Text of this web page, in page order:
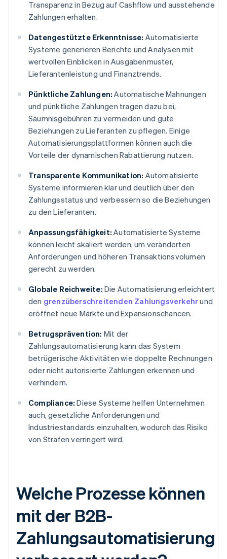
Transparenz in Bezug auf Cashflow und ausstehende
Zahlungen erhalten.
Datengestützte Erkenntnisse: Automatisierte
Systeme generieren Berichte und Analysen mit
wertvollen Einblicken in Ausgabenmuster,
Lieferantenleistung und Finanztrends.
Pünktliche Zahlungen: Automatische Mahnungen
und pünktliche Zahlungen tragen dazu bei,
Säumnisgebühren zu vermeiden und gute
Beziehungen zu Lieferanten zu pflegen. Einige
Automatisierungsplattformen können auch die
Vorteile der dynamischen Rabattierung nutzen.
Transparente Kommunikation: Automatisierte
Systeme informieren klar und deutlich über den
Zahlungsstatus und verbessern so die Beziehungen
zu den Lieferanten.
Anpassungsfähigkeit: Automatisierte Systeme
können leicht skaliert werden, um veränderten
Anforderungen und höheren Transaktionsvolumen
gerecht zu werden.
Globale Reichweite: Die Automatisierung erleichtert
den grenzüberschreitenden Zahlungsverkehrund
eröffnet neue Märkte und Expansionschancen.
Betrugsprävention: Mit der
Zahlungsautomatisierung kann das System
betrügerische Aktivitäten wie doppelte Rechnungen
oder nicht autorisierte Zahlungen erkennen und
verhindern.
Compliance: Diese Systeme helfen Unternehmen
auch, gesetzliche Anforderungen und
Industriestandards einzuhalten, wodurch das Risiko
von Strafen verringert wird.
Welche Prozesse können
mit der B2B-
Zahlungsautomatisierung